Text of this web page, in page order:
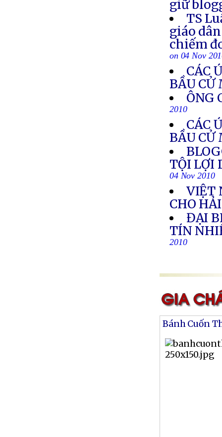
giữ
TS
giáo
chiếm
on 04 Nov
CÁC
BẦU CỬ
ÔNG
2010
CÁC
BẦU CỬ
TỘI LỢI
04 Nov 2010
VIỆT
CHO
ĐẠI
TÍN
2010
Bánh Cuốn